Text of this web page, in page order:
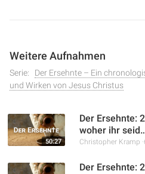
Weitere Aufnahmen
Serie:
Der Ersehnte – Ein
und Wirken von Jesus Christus
50:27
Der Ersehnte:
woher ihr
Christopher Kramp
Der Ersehnte: